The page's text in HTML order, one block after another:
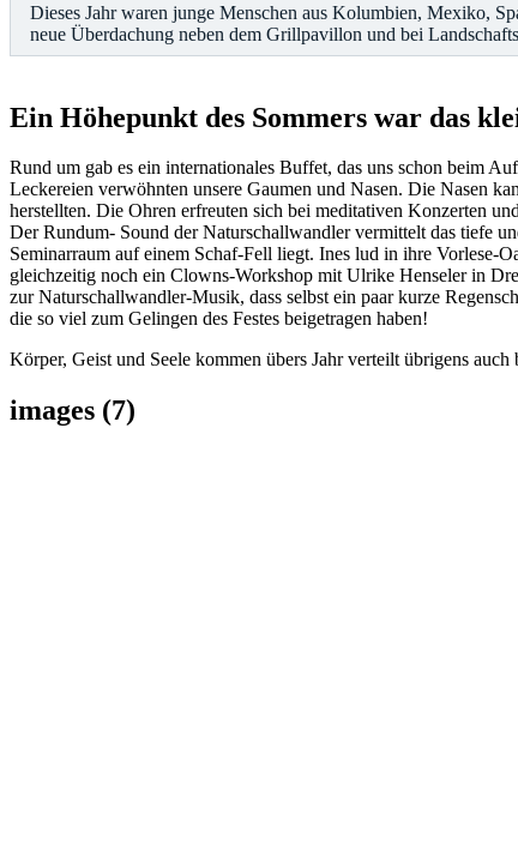
Dieses Jahr waren junge Menschen aus Kolumbien, Mexiko,
neue Überdachung neben dem Grillpavillon und bei
Ein Höhepunkt des Sommers war das
Rund um gab es ein internationales Buffet, das uns schon beim
Leckereien verwöhnten unsere Gaumen und Nasen. Die Nasen
herstellten. Die Ohren erfreuten sich bei meditativen Konzerten
Der Rundum- Sound der Naturschallwandler vermittelt das tiefe
Seminarraum auf einem Schaf-Fell liegt. Ines lud in ihre Vorlese-
gleichzeitig noch ein Clowns-Workshop mit Ulrike Henseler in
zur Naturschallwandler-Musik, dass selbst ein paar kurze
die so viel zum Gelingen des Festes beigetragen haben!
Körper, Geist und Seele kommen übers Jahr verteilt übrigens
images (7)